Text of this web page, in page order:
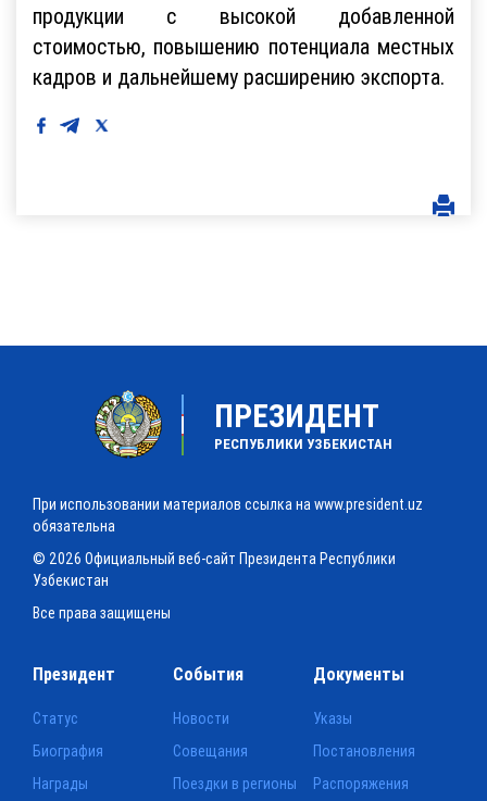
продукции с высокой добавленной
стоимостью, повышению потенциала местных
кадров и дальнейшему расширению экспорта.
ПРЕЗИДЕНТ
РЕСПУБЛИКИ УЗБЕКИСТАН
При использовании материалов ссылка на www.president.uz
обязательна
© 2026 Официальный веб-сайт Президента Республики
Узбекистан
Все права защищены
Президент
Статус
Биография
Награды
События
Новости
Совещания
Поездки в регионы
Документы
Указы
Постановления
Распоряжения